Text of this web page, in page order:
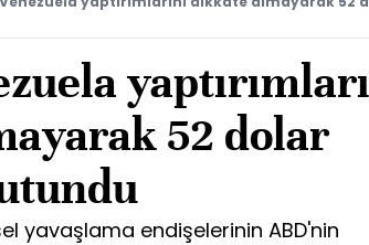
52 dolar
yavaşlama endişelerinin ABD'nin